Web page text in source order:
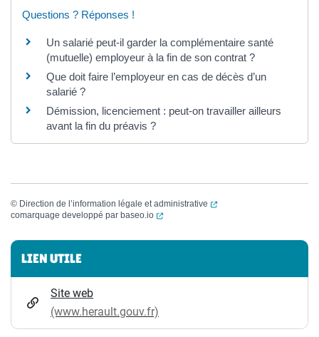
Questions ? Réponses !
Un salarié peut-il garder la complémentaire santé
(mutuelle) employeur à la fin de son contrat ?
Que doit faire l’employeur en cas de décès d’un
salarié ?
Démission, licenciement : peut-on travailler ailleurs
avant la fin du préavis ?
© Direction de l’information légale et administrative
(ouverture dans un
comarquage developpé par baseo.io (ouverture dans un nouvel onglet)
Informations complémentaires
LIEN UTILE
Site web
(www.herault.gouv.fr)